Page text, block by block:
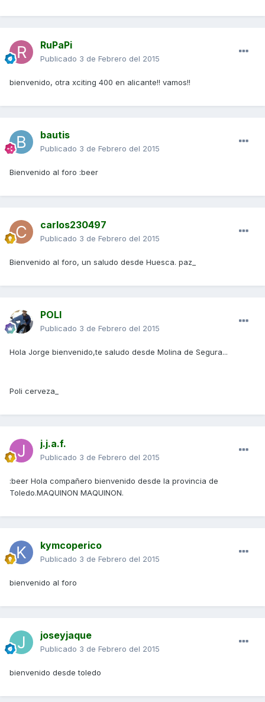
RuPaPi
Publicado 3 de Febrero del 2015
bienvenido, otra xciting 400 en alicante!! vamos!!
bautis
Publicado 3 de Febrero del 2015
Bienvenido al foro :beer
carlos230497
Publicado 3 de Febrero del 2015
Bienvenido al foro, un saludo desde Huesca. paz_
POLI
Publicado 3 de Febrero del 2015
Hola Jorge bienvenido,te saludo desde Molina de Segura...
Poli cerveza_
j.j.a.f.
Publicado 3 de Febrero del 2015
:beer Hola compañero bienvenido desde la provincia de
Toledo.MAQUINON MAQUINON.
kymcoperico
Publicado 3 de Febrero del 2015
bienvenido al foro
joseyjaque
Publicado 3 de Febrero del 2015
bienvenido desde toledo